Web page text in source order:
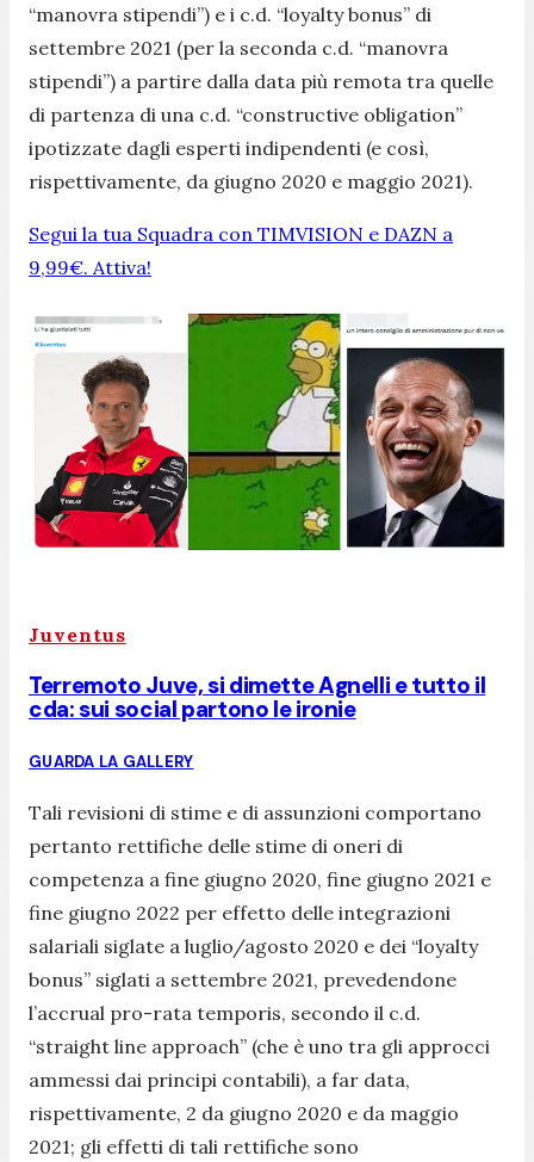
“manovra stipendi”) e i c.d. “loyalty bonus” di
settembre 2021 (per la seconda c.d. “manovra
stipendi”) a partire dalla data più remota tra quelle
di partenza di una c.d. “constructive obligation”
ipotizzate dagli esperti indipendenti (e così,
rispettivamente, da giugno 2020 e maggio 2021).
Segui la tua Squadra con TIMVISION e DAZN a
9,99€. Attiva!
Juventus
Terremoto Juve, si dimette Agnelli e tutto il
cda: sui social partono le ironie
GUARDA LA GALLERY
Tali revisioni di stime e di assunzioni comportano
pertanto rettifiche delle stime di oneri di
competenza a fine giugno 2020, fine giugno 2021 e
fine giugno 2022 per effetto delle integrazioni
salariali siglate a luglio/agosto 2020 e dei “loyalty
bonus” siglati a settembre 2021, prevedendone
l’accrual pro-rata temporis, secondo il c.d.
“straight line approach” (che è uno tra gli approcci
ammessi dai principi contabili), a far data,
rispettivamente, 2 da giugno 2020 e da maggio
2021; gli effetti di tali rettifiche sono